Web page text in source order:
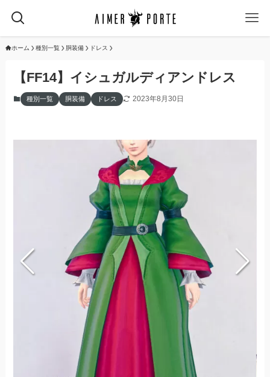
ホーム 種別一覧 胴装備 ドレス
【FF14】イシュガルディアンドレス
種別一覧 胴装備 ドレス 2023年8月30日